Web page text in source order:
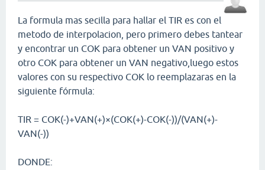
La formula mas secilla para hallar el TIR es con el
metodo de interpolacion, pero primero debes tantear
y encontrar un COK para obtener un VAN positivo y
otro COK para obtener un VAN negativo,luego estos
valores con su respectivo COK lo reemplazaras en la
siguiente fórmula:
TIR = COK(-)+VAN(+)×(COK(+)-COK(-))/(VAN(+)-
VAN(-))
DONDE: